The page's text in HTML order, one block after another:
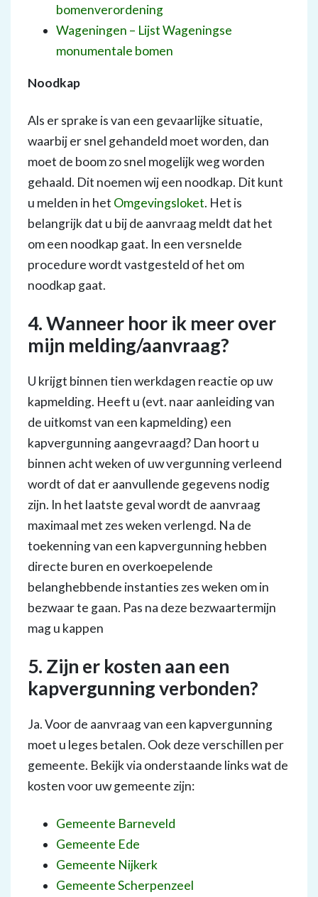
bomenverordening
Wageningen – Lijst Wageningse
monumentale bomen
Noodkap
Als er sprake is van een gevaarlijke situatie,
waarbij er snel gehandeld moet worden, dan
moet de boom zo snel mogelijk weg worden
gehaald. Dit noemen wij een noodkap. Dit kunt
u melden in het Omgevingsloket. Het is
belangrijk dat u bij de aanvraag meldt dat het
om een noodkap gaat. In een versnelde
procedure wordt vastgesteld of het om
noodkap gaat.
4. Wanneer hoor ik meer over
mijn melding/aanvraag?
U krijgt binnen tien werkdagen reactie op uw
kapmelding. Heeft u (evt. naar aanleiding van
de uitkomst van een kapmelding) een
kapvergunning aangevraagd? Dan hoort u
binnen acht weken of uw vergunning verleend
wordt of dat er aanvullende gegevens nodig
zijn. In het laatste geval wordt de aanvraag
maximaal met zes weken verlengd. Na de
toekenning van een kapvergunning hebben
directe buren en overkoepelende
belanghebbende instanties zes weken om in
bezwaar te gaan. Pas na deze bezwaartermijn
mag u kappen
5. Zijn er kosten aan een
kapvergunning verbonden?
Ja. Voor de aanvraag van een kapvergunning
moet u leges betalen. Ook deze verschillen per
gemeente. Bekijk via onderstaande links wat de
kosten voor uw gemeente zijn:
Gemeente Barneveld
Gemeente Ede
Gemeente Nijkerk
Gemeente Scherpenzeel